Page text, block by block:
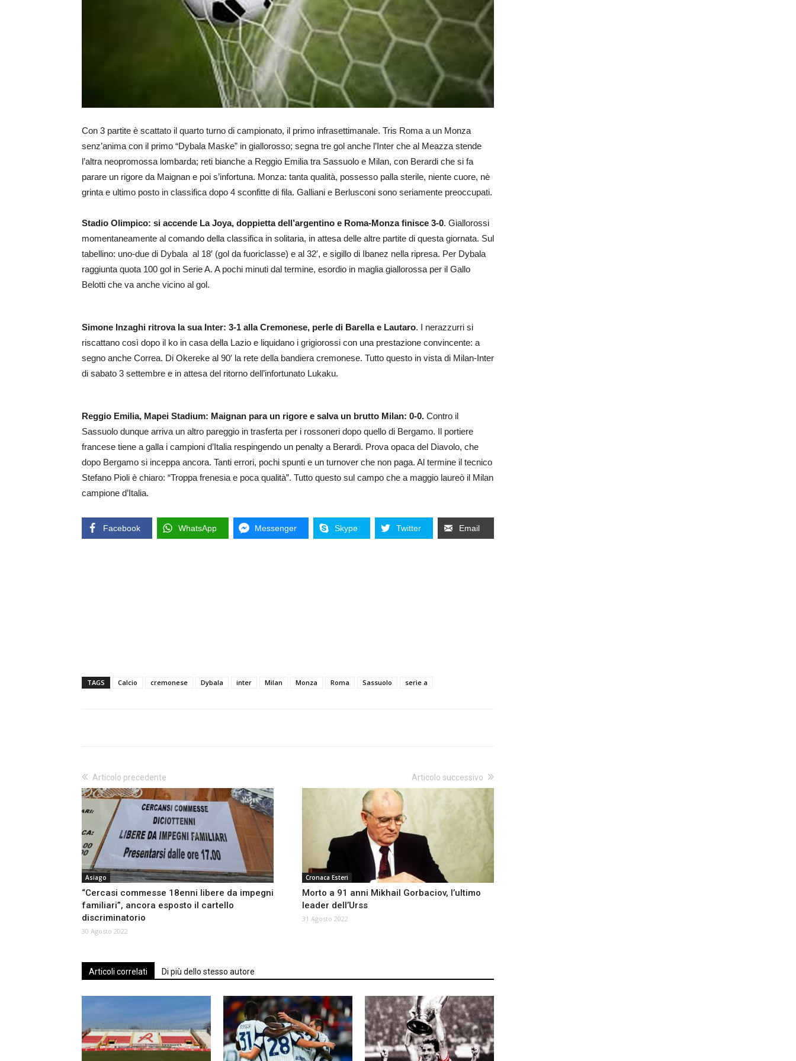
Con 3 partite è scattato il quarto turno di campionato, il primo infrasettimanale. Tris Roma a un Monza
senz’anima con il primo “Dybala Maske” in giallorosso; segna tre gol anche l’Inter che al Meazza stende
l’altra neopromossa lombarda; reti bianche a Reggio Emilia tra Sassuolo e Milan, con Berardi che si fa
parare un rigore da Maignan e poi s’infortuna. Monza: tanta qualità, possesso palla sterile, niente cuore, nè
grinta e ultimo posto in classifica dopo 4 sconfitte di fila. Galliani e Berlusconi sono seriamente preoccupati.
Stadio Olimpico: si accende La Joya, doppietta dell’argentino e Roma-Monza finisce 3-0. Giallorossi
momentaneamente al comando della classifica in solitaria, in attesa delle altre partite di questa giornata. Sul
tabellino: uno-due di Dybala al 18′ (gol da fuoriclasse) e al 32′, e sigillo di Ibanez nella ripresa. Per Dybala
raggiunta quota 100 gol in Serie A. A pochi minuti dal termine, esordio in maglia giallorossa per il Gallo
Belotti che va anche vicino al gol.
Simone Inzaghi ritrova la sua Inter: 3-1 alla Cremonese, perle di Barella e Lautaro. I nerazzurri si
riscattano così dopo il ko in casa della Lazio e liquidano i grigiorossi con una prestazione convincente: a
segno anche Correa. Di Okereke al 90′ la rete della bandiera cremonese. Tutto questo in vista di Milan-Inter
di sabato 3 settembre e in attesa del ritorno dell’infortunato Lukaku.
Reggio Emilia, Mapei Stadium: Maignan para un rigore e salva un brutto Milan: 0-0. Contro il
Sassuolo dunque arriva un altro pareggio in trasferta per i rossoneri dopo quello di Bergamo. Il portiere
francese tiene a galla i campioni d’Italia respingendo un penalty a Berardi. Prova opaca del Diavolo, che
dopo Bergamo si inceppa ancora. Tanti errori, pochi spunti e un turnover che non paga. Al termine il tecnico
Stefano Pioli è chiaro: “Troppa frenesia e poca qualità”. Tutto questo sul campo che a maggio laureò il Milan
campione d’Italia.
Facebook WhatsApp Messenger Skype Twitter Email
TAGS Calcio cremonese Dybala inter Milan Monza Roma Sassuolo serie a
Articolo precedente
Asiago
“Cercasi commesse 18enni libere da impegni
familiari”, ancora esposto il cartello
discriminatorio
30 Agosto 2022
Articolo successivo
Cronaca Esteri
Morto a 91 anni Mikhail Gorbaciov, l’ultimo
leader dell’Urss
31 Agosto 2022
Articoli correlati Di più dello stesso autore